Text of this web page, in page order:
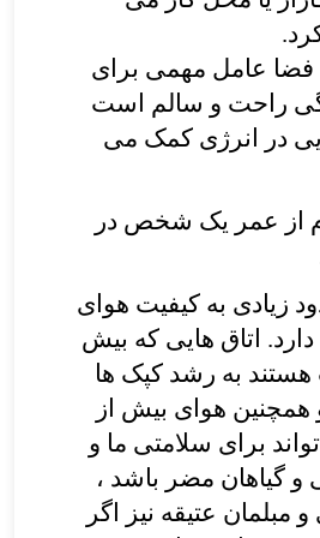
.
عامل مهمی برای
راحت و سالم است
در انرژی کمک می
از عمر یک شخص در
زیادی به کیفیت هوای
اتاق هایی که بیش
به رشد کپک ها
هوای بیش از
برای سلامتی ما و
و گیاهان مضر باشد ،
عتیقه نیز اگر